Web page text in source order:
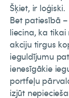
Šķiet, ir loģiski.
Bet patiesībā
liecina, ka tikai
akciju tirgus
ieguldījumu
ienesīgākie
portfeļu
izjūt